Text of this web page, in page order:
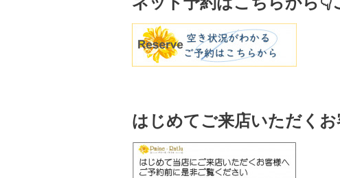
はじめてご来店いただく